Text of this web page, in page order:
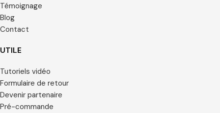
Témoignage
Blog
Contact
UTILE
Tutoriels vidéo
Formulaire de retour
Devenir partenaire
Pré-commande